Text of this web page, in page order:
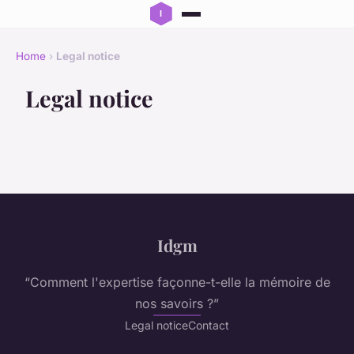
Home › Legal notice
Legal notice
Idgm
“Comment l'expertise façonne-t-elle la mémoire de
nos savoirs ?”
Legal noticeContact